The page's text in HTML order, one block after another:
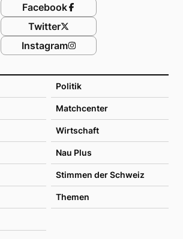
Politik
Matchcenter
Wirtschaft
Nau Plus
Stimmen der Schweiz
Themen
Facebook
Twitter
Instagram